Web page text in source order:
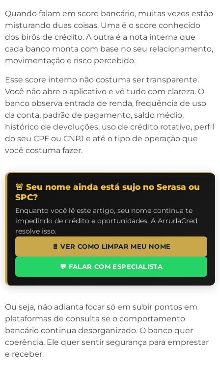
Quando falam em score bancário, muitas vezes estão
misturando duas coisas. Uma é o score conhecido
dos birôs de crédito. A outra é a nota interna que
cada banco monta com base no seu relacionamento,
movimentação e risco percebido.
Esse score interno não costuma ser transparente.
Você não abre o aplicativo e vê tudo com clareza. O
banco observa entrada de renda, frequência de uso
da conta, padrão de pagamento, saldo médio,
histórico de devoluções, uso de crédito rotativo, perfil
do seu CPF ou CNPJ e até o tipo de operação que
você costuma fazer.
🚨 Seu nome ainda está sujo no Serasa ou
SPC?
Enquanto você lê este artigo, seu nome continua te
impedindo de crédito e oportunidades. A ArrudaCred
resolve isso.
📄 VER COMO LIMPAR MEU NOME
💬 FALAR COM ESPECIALISTA
Ou seja, não adianta focar só em subir pontos em
plataformas de consulta se o comportamento
bancário continua desorganizado. O banco quer
coerência. Ele quer sentir segurança para emprestar
e receber.